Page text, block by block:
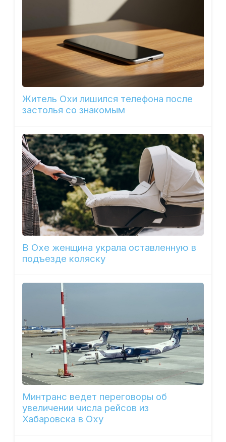
Житель Охи лишился телефона после
застолья со знакомым
В Охе женщина украла оставленную в
подъезде коляску
Минтранс ведет переговоры об
увеличении числа рейсов из
Хабаровска в Оху